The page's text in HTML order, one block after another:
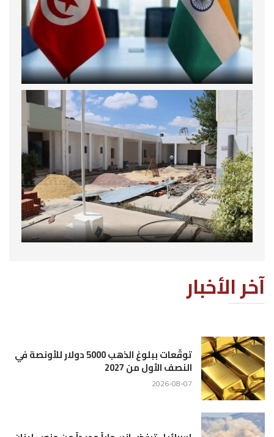
آخر الأخبار
توقّعات ببلوغ الذهب 5000 دولار للأونصة في
النصف الأول من 2027
2026-08-07